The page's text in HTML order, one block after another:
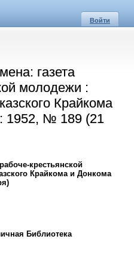
Войти
газета
молодежи :
Крайкома
1952, № 189 (21
крестьянской
Крайкома и Донкома
Библиотека